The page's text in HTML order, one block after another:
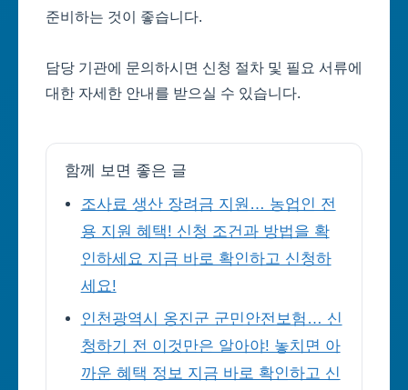
준비하는 것이 좋습니다.
담당 기관에 문의하시면 신청 절차 및 필요 서류에
대한 자세한 안내를 받으실 수 있습니다.
함께 보면 좋은 글
조사료 생산 장려금 지원… 농업인 전
용 지원 혜택! 신청 조건과 방법을 확
인하세요 지금 바로 확인하고 신청하
세요!
인천광역시 옹진군 군민안전보험… 신
청하기 전 이것만은 알아야! 놓치면 아
까운 혜택 정보 지금 바로 확인하고 신